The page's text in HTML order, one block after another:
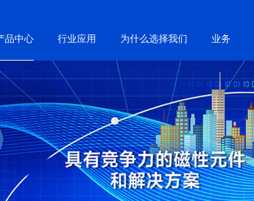
品中心 行业应用 为什么选择我们 业务